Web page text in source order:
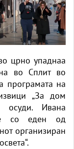
црно упаднаа
во Сплит во
програмата на
„За дом
осуди. Ивана
со еден од
организиран